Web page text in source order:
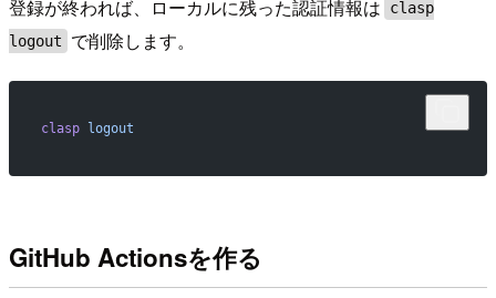
登録が終われば、ローカルに残った認証情報は
clasp
logout
で削除します。
clasp logout
GitHub Actionsを作る